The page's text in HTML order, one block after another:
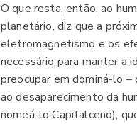
O que resta, então, ao
planetário, diz que a
eletromagnetismo e os
necessário para manter a
preocupar em dominá-lo –
ao desaparecimento da
nomeá-lo Capitalceno),